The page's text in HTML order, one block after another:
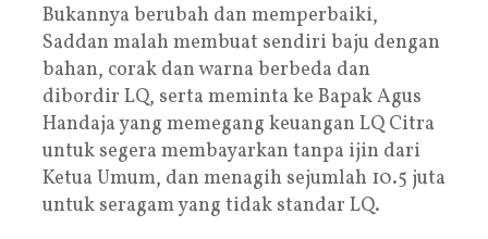
Bukannya berubah dan memperbaiki,
Saddan malah membuat sendiri baju dengan
bahan, corak dan warna berbeda dan
dibordir LQ, serta meminta ke Bapak Agus
Handaja yang memegang keuangan LQ Citra
untuk segera membayarkan tanpa ijin dari
Ketua Umum, dan menagih sejumlah 10.5 juta
untuk seragam yang tidak standar LQ.